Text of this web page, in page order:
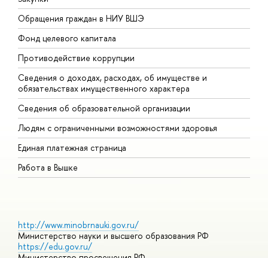
Обращения граждан в НИУ ВШЭ
Фонд целевого капитала
Противодействие коррупции
Сведения о доходах, расходах, об имуществе и
обязательствах имущественного характера
Сведения об образовательной организации
Людям с ограниченными возможностями здоровья
Единая платежная страница
Работа в Вышке
http://www.minobrnauki.gov.ru/
Министерство науки и высшего образования РФ
https://edu.gov.ru/